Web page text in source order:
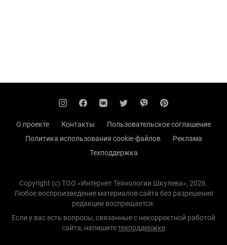
О проекте Контакты
Пользовательское соглашение
Политика использования cookie-файлов
Реклама
Техподдержка
Copyright (с) TOO «Интернет Технологии Шкулева», 2026.
Любое воспроизведение материалов сайта без разрешения
редакции воспрещается.
Если у вас есть вопросы, связанные с некорректной работой
сайта, напишитетехподдержке